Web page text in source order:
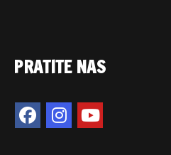
PRATITE NAS